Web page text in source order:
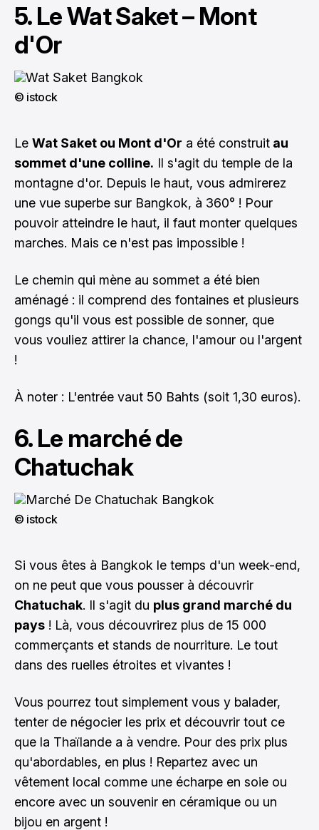
5. Le Wat Saket – Mont
d'Or
© istock
Le Wat Saket ou Mont d'Or a été construit au
sommet d'une colline. Il s'agit du temple de la
montagne d'or. Depuis le haut, vous admirerez
une vue superbe sur Bangkok, à 360° ! Pour
pouvoir atteindre le haut, il faut monter quelques
marches. Mais ce n'est pas impossible !
Le chemin qui mène au sommet a été bien
aménagé : il comprend des fontaines et plusieurs
gongs qu'il vous est possible de sonner, que
vous vouliez attirer la chance, l'amour ou l'argent
!
À noter : L'entrée vaut 50 Bahts (soit 1,30 euros).
6. Le marché de
Chatuchak
© istock
Si vous êtes à Bangkok le temps d'un week-end,
on ne peut que vous pousser à découvrir
Chatuchak. Il s'agit du plus grand marché du
pays ! Là, vous découvrirez plus de 15 000
commerçants et stands de nourriture. Le tout
dans des ruelles étroites et vivantes !
Vous pourrez tout simplement vous y balader,
tenter de négocier les prix et découvrir tout ce
que la Thaïlande a à vendre. Pour des prix plus
qu'abordables, en plus ! Repartez avec un
vêtement local comme une écharpe en soie ou
encore avec un souvenir en céramique ou un
bijou en argent !